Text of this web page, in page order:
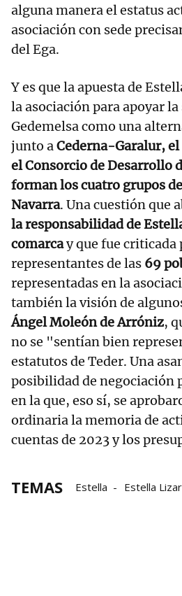
alguna manera el estatus
asociación con sede
del Ega.
Y es que la apuesta de
la asociación para apoyar
Gedemelsa como una
junto aCederna-Garalur, el
el Consorcio de Desarrollo
forman los cuatro grupos
Navarra. Una cuestión que
la responsabilidad de
comarcay que fue criticada
representantes de las 69
representadas en la
también la visión de
Ángel Moleón de Arróniz,
no se "sentían bien
estatutos de Teder. Una
posibilidad de negociación
en la que, eso sí, se
ordinaria la memoria de
cuentas de 2023 y los
TEMAS Estella
Estella